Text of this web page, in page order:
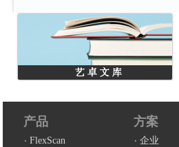
产品
FlexScan
方案
企业